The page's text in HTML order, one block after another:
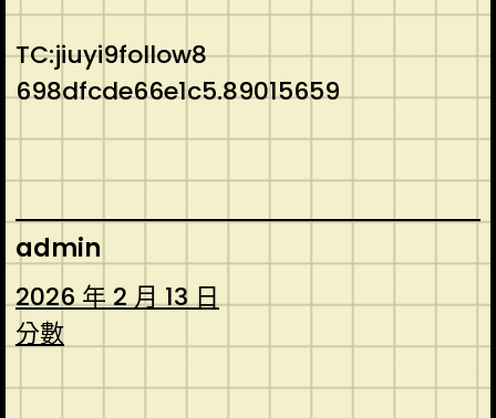
TC:jiuyi9follow8
698dfcde66e1c5.89015659
admin
2026 年 2 月 13 日
分數